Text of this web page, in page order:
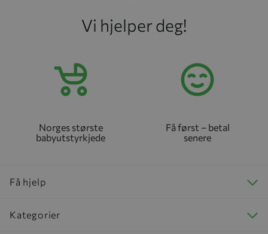
Vi hjelper deg!
Norges største
babyutstyrkjede
Få først – betal
senere
Få hjelp
Kategorier